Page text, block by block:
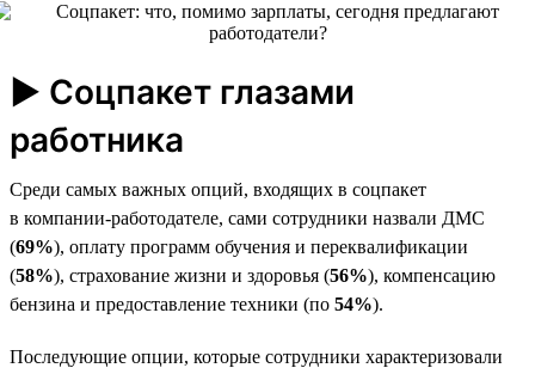
► Соцпакет глазами
работника
Среди самых важных опций, входящих в соцпакет
в компании-работодателе, сами сотрудники назвали ДМС
(69%), оплату программ обучения и переквалификации
(58%), страхование жизни и здоровья (56%), компенсацию
бензина и предоставление техники (по 54%).
Последующие опции, которые сотрудники характеризовали